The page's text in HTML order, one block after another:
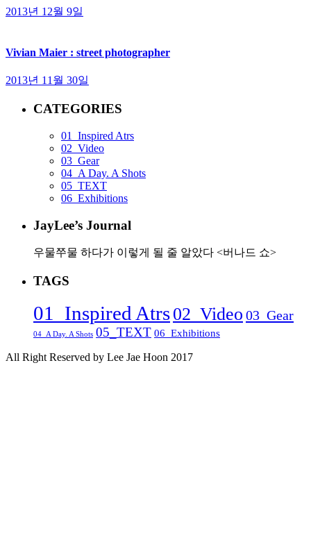
2013년 12월 9일
Vivian Maier : street photographer
2013년 11월 30일
CATEGORIES
01_Inspired Atrs
02_Video
03_Gear
04_A Day. A Shots
05_TEXT
06_Exhibitions
JayLee’s Journal
우물쭈물 하다가 이렇게 될 줄 알았다 <버나드 쇼>
TAGS
01_Inspired Atrs02_Video 03_Gear
04_A Day. A Shots 05_TEXT 06_Exhibitions
All Right Reserved by Lee Jae Hoon 2017